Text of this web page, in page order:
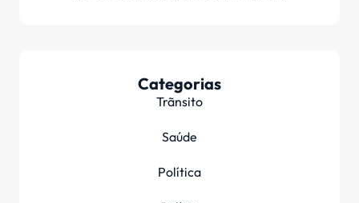
Categorias
Trãnsito
Saúde
Política